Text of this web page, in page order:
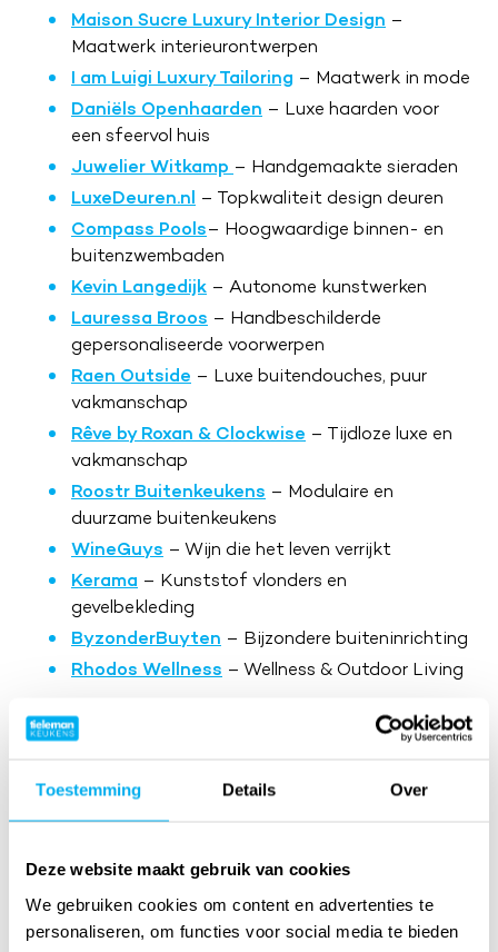
Toestemming Details Over
Deze website maakt gebruik van cookies
We gebruiken cookies om content en advertenties te
personaliseren, om functies voor social media te bieden
Maison Sucre Luxury Interior Design –
Maatwerk interieurontwerpen
I am Luigi Luxury Tailoring – Maatwerk in mode
Daniëls Openhaarden – Luxe haarden voor
een sfeervol huis
Juwelier Witkamp – Handgemaakte sieraden
LuxeDeuren.nl – Topkwaliteit design deuren
Compass Pools– Hoogwaardige binnen- en
buitenzwembaden
Kevin Langedijk – Autonome kunstwerken
Lauressa Broos – Handbeschilderde
gepersonaliseerde voorwerpen
Raen Outside – Luxe buitendouches, puur
vakmanschap
Rêve by Roxan & Clockwise – Tijdloze luxe en
vakmanschap
Roostr Buitenkeukens – Modulaire en
duurzame buitenkeukens
WineGuys – Wijn die het leven verrijkt
Kerama – Kunststof vlonders en
gevelbekleding
ByzonderBuyten – Bijzondere buiteninrichting
Rhodos Wellness – Wellness & Outdoor Living
Ervaar de sfeer
donderdagavond 27 november met een exclusieve
VIP-avond vol sfeer, muziek en beleving. Daarna is de
houdt van luxe wonen.
Meer over de beurs